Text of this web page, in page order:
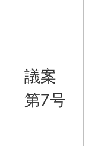
議案
第7号